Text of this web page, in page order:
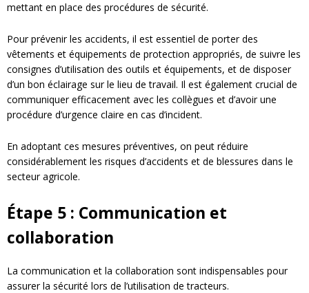
mettant en place des procédures de sécurité.
Pour prévenir les accidents, il est essentiel de porter des
vêtements et équipements de protection appropriés, de suivre les
consignes d’utilisation des outils et équipements, et de disposer
d’un bon éclairage sur le lieu de travail. Il est également crucial de
communiquer efficacement avec les collègues et d’avoir une
procédure d’urgence claire en cas d’incident.
En adoptant ces mesures préventives, on peut réduire
considérablement les risques d’accidents et de blessures dans le
secteur agricole.
Étape 5 : Communication et
collaboration
La communication et la collaboration sont indispensables pour
assurer la sécurité lors de l’utilisation de tracteurs.